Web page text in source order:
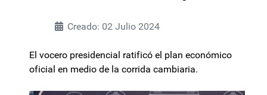
Creado: 02 Julio 2024
El vocero presidencial ratificó el plan económico
oficial en medio de la corrida cambiaria.